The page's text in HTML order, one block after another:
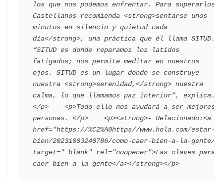
los que nos podemos enfrentar. Para superarlos,
Castellanos recomienda <strong>sentarse unos
minutos en silencio y quietud cada
día</strong>, una práctica que él llama SITUD.
“SITUD es donde reparamos los latidos
fatigados; nos permite meditar en nuestros
ojos. SITUD es un lugar donde se construye
nuestra <strong>serenidad,</strong> nuestra
calma, lo que llamamos paz interior”, explica.
</p>    <p>Todo ello nos ayudará a ser mejores
personas. </p>    <p><strong>- Relacionado:<a
href="https://%C2%A0https//www.hola.com/estar-
bien/20231003240786/como-caer-bien-a-la-gente/"
target="_blank" rel="noopener">Las claves para